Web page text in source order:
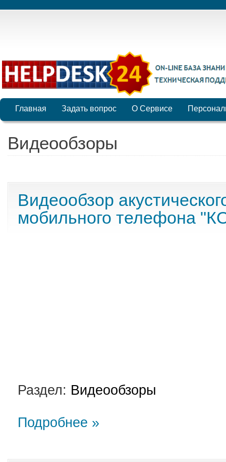
Главная Задать вопрос О Сервисе
Видеообзоры
Видеообзор
мобильного телефона
Раздел: Видеообзоры
Подробнее »